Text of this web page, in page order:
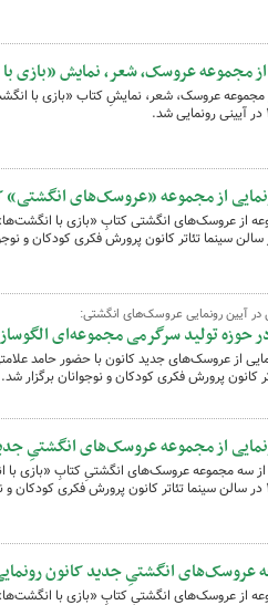
مجموعه عروسک، شعر، نمایش «بازی
از مجموعه «عروسک‌های انگشتی»
از عروسک‌های انگشتی کتابِ «بازی با
سالن سینما تئاتر کانون پرورش فکری کودکان و
در آیین رونمایی عروسک‌های انگشتی:
حوزه تولید سرگرمی مجموعه‌ای
از عروسک‌های جدید کانون با حضور حامد
کانون پرورش فکری کودکان و نوجوانان برگزار شد.
از مجموعه عروسک‌های انگشتیِ
عروسک‌های انگشتیِ جدید کانون
از عروسک‌های انگشتیِ کتابِ «بازی با